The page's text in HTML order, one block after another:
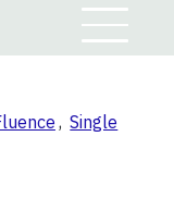
, Single